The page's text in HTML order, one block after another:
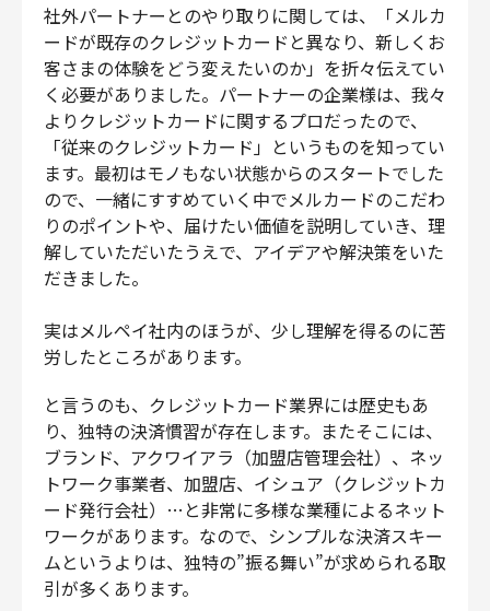
社外パートナーとのやり取りに関しては、「メルカ
ードが既存のクレジットカードと異なり、新しくお
客さまの体験をどう変えたいのか」を折々伝えてい
く必要がありました。パートナーの企業様は、我々
よりクレジットカードに関するプロだったので、
「従来のクレジットカード」というものを知ってい
ます。最初はモノもない状態からのスタートでした
ので、一緒にすすめていく中でメルカードのこだわ
りのポイントや、届けたい価値を説明していき、理
解していただいたうえで、アイデアや解決策をいた
だきました。
実はメルペイ社内のほうが、少し理解を得るのに苦
労したところがあります。
と言うのも、クレジットカード業界には歴史もあ
り、独特の決済慣習が存在します。またそこには、
ブランド、アクワイアラ（加盟店管理会社）、ネッ
トワーク事業者、加盟店、イシュア（クレジットカ
ード発行会社）…と非常に多様な業種によるネット
ワークがあります。なので、シンプルな決済スキー
ムというよりは、独特の”振る舞い”が求められる取
引が多くあります。